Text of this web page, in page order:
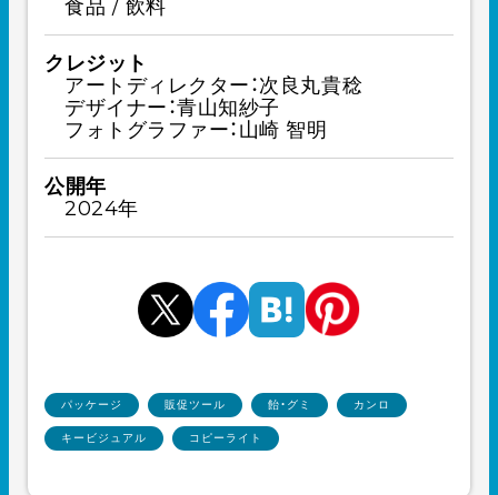
食品 / 飲料
クレジット
アートディレクター：次良丸貴稔
デザイナー：青山知紗子
フォトグラファー：山崎 智明
公開年
2024年
パッケージ 販促ツール 飴・グミ カンロ
キービジュアル コピーライト